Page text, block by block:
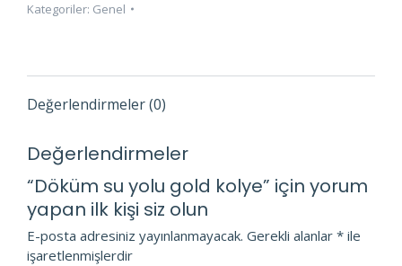
adet
Kategoriler: Genel
Değerlendirmeler (0)
Değerlendirmeler
“Döküm su yolu gold kolye” için yorum
yapan ilk kişi siz olun
E-posta adresiniz yayınlanmayacak. Gerekli alanlar * ile
işaretlenmişlerdir